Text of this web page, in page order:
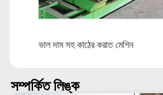
ভাল দাম সহ কাঠের করাত মেশিন
সম্পর্কিত লিঙ্ক